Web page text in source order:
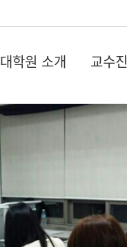
대학원 소개 교수진